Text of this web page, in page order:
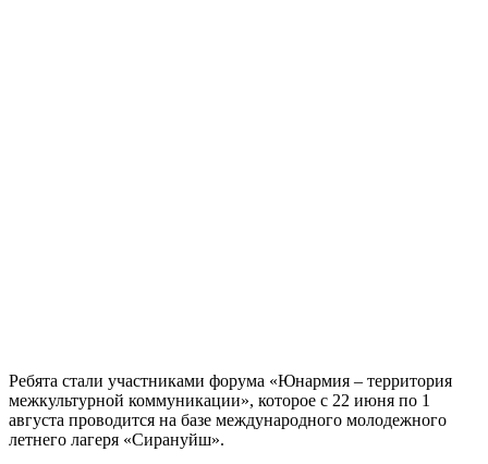
Ребята стали участниками форума «Юнармия – территория
межкультурной коммуникации», которое с 22 июня по 1
августа проводится на базе международного молодежного
летнего лагеря «Сирануйш».